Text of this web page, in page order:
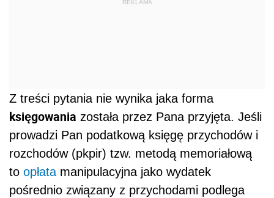
REKLAMA
Z treści pytania nie wynika jaka forma
księgowania została przez Pana przyjęta. Jeśli
prowadzi Pan podatkową księgę przychodów i
rozchodów (pkpir) tzw. metodą memoriałową
to opłatamanipulacyjna jako wydatek
pośrednio związany z przychodami podlega